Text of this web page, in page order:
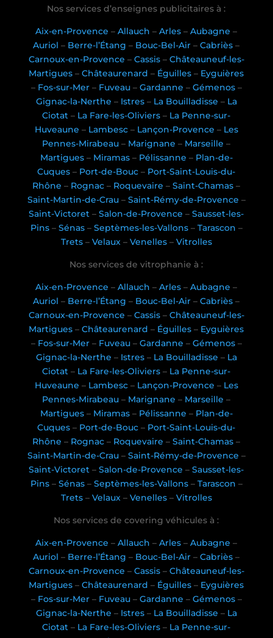
Nos services d’enseignes publicitaires à :
Aix-en-Provence –Allauch –Arles –Aubagne –
Auriol – Berre-l’Étang – Bouc-Bel-Air –Cabriès –
Carnoux-en-Provence – Cassis– Châteauneuf-les-
Martigues –Châteaurenard – Éguilles – Eyguières
– Fos-sur-Mer– Fuveau– Gardanne – Gémenos–
Gignac-la-Nerthe – Istres– La Bouilladisse – La
Ciotat – La Fare-les-Oliviers – La Penne-sur-
Huveaune – Lambesc– Lançon-Provence – Les
Pennes-Mirabeau – Marignane – Marseille –
Martigues– Miramas– Pélissanne – Plan-de-
Cuques – Port-de-Bouc – Port-Saint-Louis-du-
Rhône – Rognac – Roquevaire –Saint-Chamas –
Saint-Martin-de-Crau– Saint-Rémy-de-Provence –
Saint-Victoret –Salon-de-Provence –Sausset-les-
Pins– Sénas– Septèmes-les-Vallons– Tarascon –
Trets– Velaux– Venelles– Vitrolles
Nos services de vitrophanie à :
Aix-en-Provence –Allauch –Arles –Aubagne –
Auriol – Berre-l’Étang – Bouc-Bel-Air –Cabriès –
Carnoux-en-Provence – Cassis– Châteauneuf-les-
Martigues –Châteaurenard – Éguilles – Eyguières
– Fos-sur-Mer– Fuveau– Gardanne – Gémenos–
Gignac-la-Nerthe – Istres– La Bouilladisse – La
Ciotat – La Fare-les-Oliviers – La Penne-sur-
Huveaune – Lambesc– Lançon-Provence – Les
Pennes-Mirabeau – Marignane – Marseille –
Martigues– Miramas– Pélissanne – Plan-de-
Cuques – Port-de-Bouc – Port-Saint-Louis-du-
Rhône – Rognac – Roquevaire –Saint-Chamas –
Saint-Martin-de-Crau– Saint-Rémy-de-Provence –
Saint-Victoret –Salon-de-Provence –Sausset-les-
Pins– Sénas– Septèmes-les-Vallons– Tarascon –
Trets– Velaux– Venelles– Vitrolles
Nos services de covering véhicules à :
Aix-en-Provence –Allauch –Arles –Aubagne –
Auriol – Berre-l’Étang – Bouc-Bel-Air –Cabriès –
Carnoux-en-Provence – Cassis– Châteauneuf-les-
Martigues –Châteaurenard – Éguilles – Eyguières
– Fos-sur-Mer– Fuveau– Gardanne – Gémenos–
Gignac-la-Nerthe – Istres– La Bouilladisse – La
Ciotat – La Fare-les-Oliviers – La Penne-sur-